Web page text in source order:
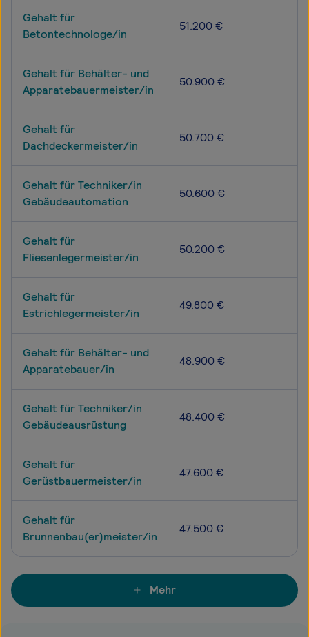
Gehalt für
Betontechnologe/in
51.200 €
Gehalt für Behälter- und
Apparatebauermeister/in
50.900 €
Gehalt für
Dachdeckermeister/in
50.700 €
Gehalt für Techniker/in
Gebäudeautomation
50.600 €
Gehalt für
Fliesenlegermeister/in
50.200 €
Gehalt für
Estrichlegermeister/in
49.800 €
Gehalt für Behälter- und
Apparatebauer/in
48.900 €
Gehalt für Techniker/in
Gebäudeausrüstung
48.400 €
Gehalt für
Gerüstbauermeister/in
47.600 €
Gehalt für
Brunnenbau(er)meister/in
47.500 €
Mehr